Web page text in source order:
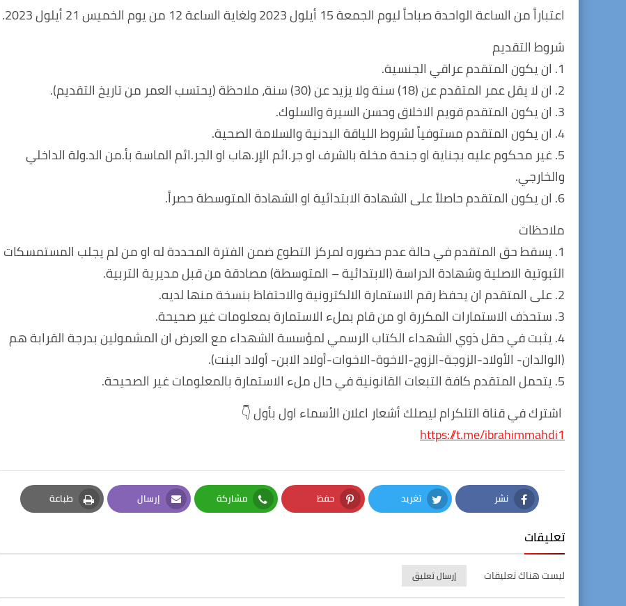
اعتباراً من الساعة الواحدة صباحاً ليوم الجمعة 15 أيلول 2023 ولغاية الساعة 12 من يوم الخميس 21 أيلول 2023.
شروط التقديم
1. ان يكون المتقدم عراقي الجنسية.
2. ان لا يقل عمر المتقدم عن (18) سنة ولا يزيد عن (30) سنة، ملاحظة (يحتسب العمر من تاريخ التقديم).
3. ان يكون المتقدم قويم الاخلاق وحسن السيرة والسلوك.
4. ان يكون المتقدم مستوفياً لشروط اللياقة البدنية والسلامة الصحية.
5. غير محكوم عليه بجناية او جنحة مخلة بالشرف او جر.ائم الإر.هاب او الجر.ائم الماسة بأ.من الد.ولة الداخلي
والخارجي.
6. ان يكون المتقدم حاصلاً على الشهادة الابتدائية او الشهادة المتوسطة حصراً.
ملاحظات
1. يسقط حق المتقدم في حالة عدم حضوره لمركز التطوع ضمن الفترة المحددة له او من لم يجلب المستمسكات
الثبوتية الاصلية وشهادة الدراسة (الابتدائية – المتوسطة) مصادقة من قبل مديرية التربية.
2. على المتقدم ان يحفظ رقم الاستمارة الالكترونية والاحتفاظ بنسخة منها لديه.
3. ستحذف الاستمارات المكررة او من قام بملء الاستمارة بمعلومات غير صحيحة.
4. يثبت في حقل ذوي الشهداء الكتاب الرسمي لمؤسسة الشهداء مع العرض ان المشمولين بدرجة القرابة هم
(الوالدان- الأولاد-الزوجة-الزوج-الاخوة-الاخوات-أولاد الابن- أولاد البنت).
5. يتحمل المتقدم كافة التبعات القانونية في حال ملء الاستمارة بالمعلومات غير الصحيحة.
اشترك في قناة التلكرام ليصلك أشعار اعلان الأسماء اول بأول 👇
https://t.me/ibrahimmahdi1
نشر
Facebook
تغريد
Twitter
حفظ
Pinterest
مشاركة
Whatsapp
إرسال
Email
طباعة
Print
تعليقات
ليست هناك تعليقات إرسال تعليق